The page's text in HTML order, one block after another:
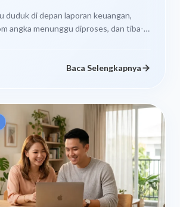
duduk di depan laporan keuangan,
angka menunggu diproses, dan tiba-
Baca Selengkapnya